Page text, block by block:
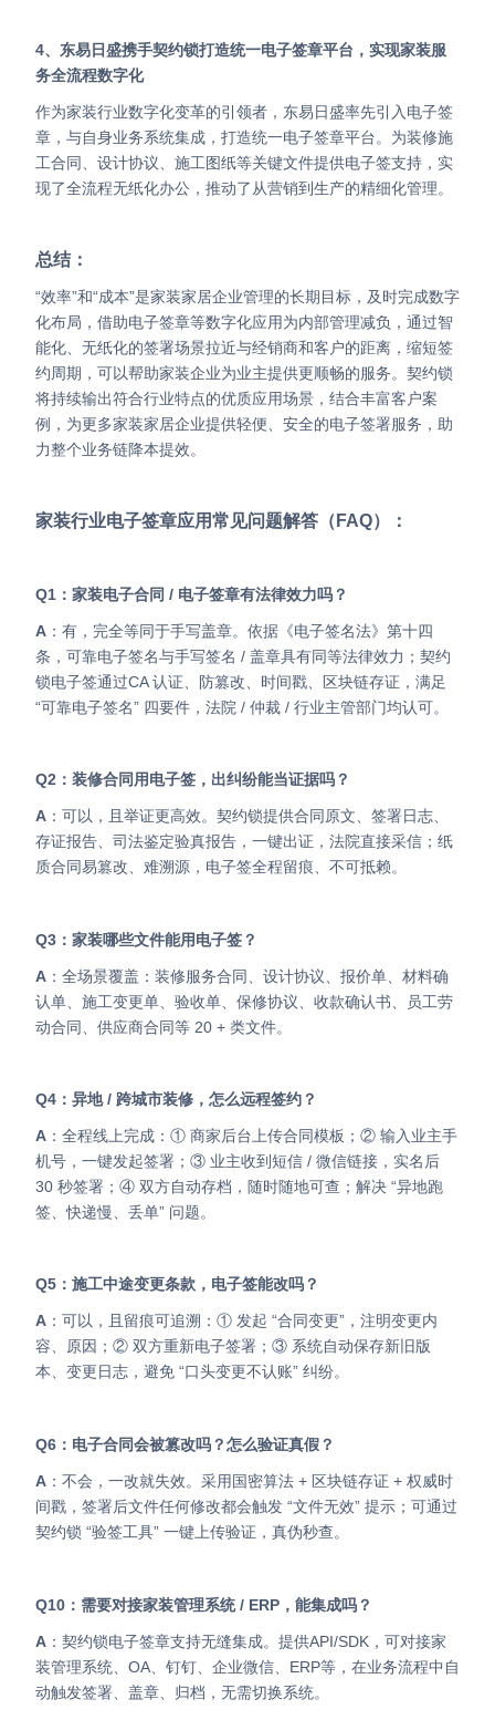
4、东易日盛携手契约锁打造统一电子签章平台，实现家装服
务全流程数字化
作为家装行业数字化变革的引领者，东易日盛率先引入电子签
章，与自身业务系统集成，打造统一电子签章平台。为装修施
工合同、设计协议、施工图纸等关键文件提供电子签支持，实
现了全流程无纸化办公，推动了从营销到生产的精细化管理。
总结：
“效率”和“成本”是家装家居企业管理的长期目标，及时完成数字
化布局，借助电子签章等数字化应用为内部管理减负，通过智
能化、无纸化的签署场景拉近与经销商和客户的距离，缩短签
约周期，可以帮助家装企业为业主提供更顺畅的服务。 契约锁
将持续输出符合行业特点的优质应用场景，结合丰富客户案
例，为更多家装家居企业提供轻便、安全的电子签署服务，助
力整个业务链降本提效。
家装行业电子签章应用常见问题解答（FAQ）：
Q1：家装电子合同 / 电子签章有法律效力吗？
A ：有，完全等同于手写盖章。依据《电子签名法》第十四
条，可靠电子签名与手写签名 / 盖章具有同等法律效力；契约
锁电子签通过CA 认证、防篡改、时间戳、区块链存证，满足
“可靠电子签名” 四要件，法院 / 仲裁 / 行业主管部门均认可。
Q2：装修合同用电子签，出纠纷能当证据吗？
A ：可以，且举证更高效。契约锁提供合同原文、签署日志、
存证报告、司法鉴定验真报告，一键出证，法院直接采信；纸
质合同易篡改、难溯源，电子签全程留痕、不可抵赖。
Q3：家装哪些文件能用电子签？
A ：全场景覆盖：装修服务合同、设计协议、报价单、材料确
认单、施工变更单、验收单、保修协议、收款确认书、员工劳
动合同、供应商合同等 20 + 类文件。
Q4：异地 / 跨城市装修，怎么远程签约？
A ：全程线上完成：① 商家后台上传合同模板；② 输入业主手
机号，一键发起签署；③ 业主收到短信 / 微信链接，实名后
30 秒签署；④ 双方自动存档，随时随地可查；解决 “异地跑
签、快递慢、丢单” 问题。
Q5：施工中途变更条款，电子签能改吗？
A ：可以，且留痕可追溯：① 发起 “合同变更”，注明变更内
容、原因；② 双方重新电子签署；③ 系统自动保存新旧版
本、变更日志，避免 “口头变更不认账” 纠纷。
Q6：电子合同会被篡改吗？怎么验证真假？
A ：不会，一改就失效。采用国密算法 + 区块链存证 + 权威时
间戳，签署后文件任何修改都会触发 “文件无效” 提示；可通过
契约锁 “验签工具” 一键上传验证，真伪秒查。
Q10：需要对接家装管理系统 / ERP，能集成吗？
A ：契约锁电子签章支持无缝集成。提供API/SDK，可对接家
装管理系统、OA、钉钉、企业微信、ERP等，在业务流程中自
动触发签署、盖章、归档，无需切换系统。